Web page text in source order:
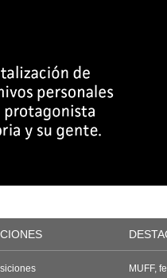
MUFF,